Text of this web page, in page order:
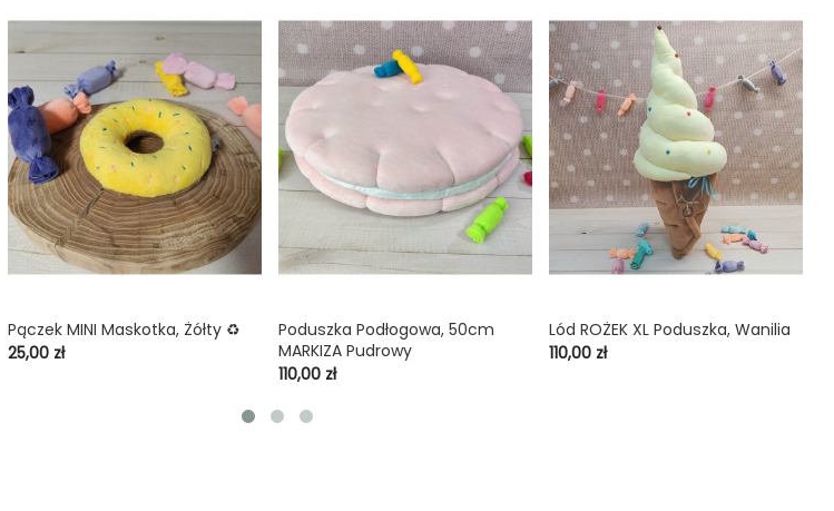
Pączek MINI Maskotka, Żółty ♻️
Cena
25,00 zł
shopping_cart 
Poduszka Podłogowa, 50cm
MARKIZA Pudrowy
Cena
110,00 zł
shopping_cart 
Lód ROŻEK XL Poduszka, Wanilia
Cena
110,00 zł
shopping_cart 